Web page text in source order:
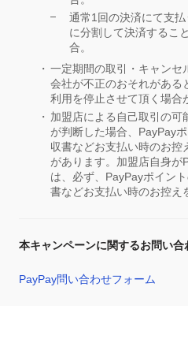
通常1回の決済にて支
に分割して決済するこ
合。
一定期間の取引・キャンセ
会社が不正のおそれがある
利用を停止させて頂く場合
加盟店による自己取引の可
が判断した場合、PayPay
収書などお支払い時のお控
があります。加盟店自身が
は、必ず、PayPayポイン
書などお支払い時のお控え
本キャンペーンに関するお問い合
PayPay問い合わせフォーム